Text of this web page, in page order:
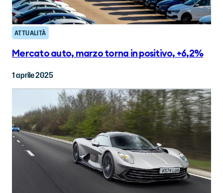
ATTUALITÀ
Mercato auto, marzo torna in positivo, +6,2%
1 aprile 2025